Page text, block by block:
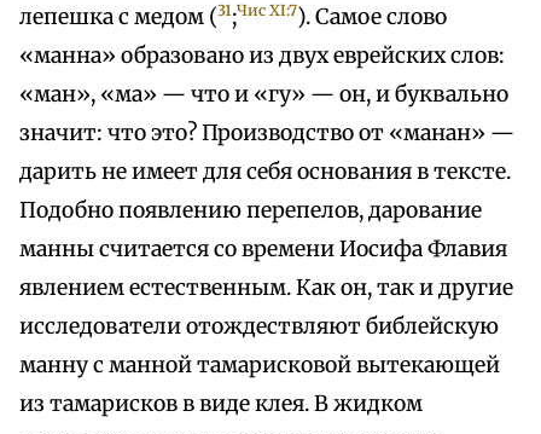
лепешка с медом (31;Чис XI:7). Самое слово
«манна» образовано из двух еврейских слов:
«ман», «ма» — что и «гу» — он, и буквально
значит: что это? Производство от «манан» —
дарить не имеет для себя основания в тексте.
Подобно появлению перепелов, дарование
манны считается со времени Иосифа Флавия
явлением естественным. Как он, так и другие
исследователи отождествляют библейскую
манну с манной тамарисковой вытекающей
из тамарисков в виде клея. В жидком